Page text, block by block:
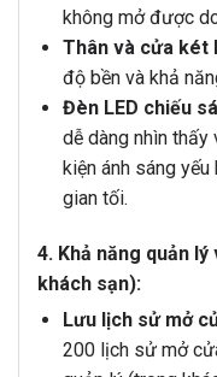
không mở được
Thân và cửa két
độ bền và khả
Đèn LED chiếu
dễ dàng nhìn
kiện ánh sáng
gian tối.
4. Khả năng quản
khách sạn):
Lưu lịch sử mở
200 lịch sử mở